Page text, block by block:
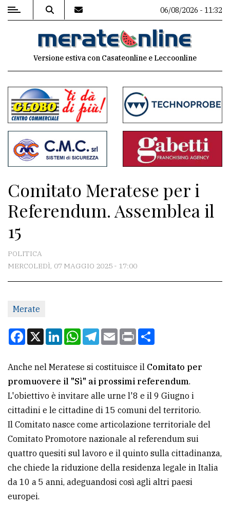
MENU
commenti
Contenuti
del
sito
Associazioni
Meteo
CONTATTI
Scrivici
Per
la
pubblicità
CERCA
Cerca
per
comune
Ricerca
avanzata
06/08/2026 - 11:32
Versione estiva con Casateonline e Leccoonline
Comitato Meratese per i
Referendum. Assemblea il
15
POLITICA
MERCOLEDÌ, 07 MAGGIO 2025 - 17:00
Merate
Facebook
X LinkedInWhatsApp
Telegram
EmailPrint
Anche nel Meratese si costituisce il Comitato per
promuovere il "Sì" ai prossimi referendum.
L'obiettivo è invitare alle urne l'8 e il 9 Giugno i
cittadini e le cittadine di 15 comuni del territorio.
Il Comitato nasce come articolazione territoriale del
Comitato Promotore nazionale al referendum sui
quattro quesiti sul lavoro e il quinto sulla cittadinanza,
che chiede la riduzione della residenza legale in Italia
da 10 a 5 anni, adeguandosi così agli altri paesi
europei.